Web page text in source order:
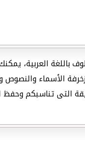
لوف باللغة العربية،
زخرفة الأسماء
التى تناسبكم